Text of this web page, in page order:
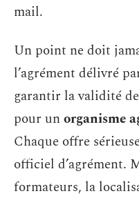
mail.
Un point ne doit
l’agrément délivré
garantir la validité
pour unorganisme
Chaque offre
officiel d’agrément.
formateurs, la